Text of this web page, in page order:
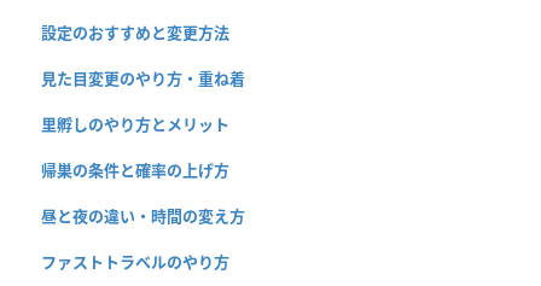
設定のおすすめと変更方法
見た目変更のやり方・重ね着
里孵しのやり方とメリット
帰巣の条件と確率の上げ方
昼と夜の違い・時間の変え方
ファストトラベルのやり方